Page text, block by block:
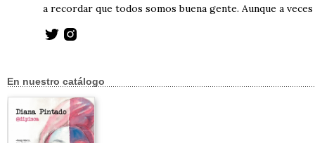
a recordar que todos somos buena gente. Aunque a
En nuestro catálogo